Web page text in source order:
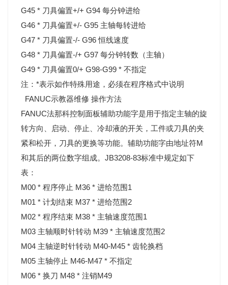
G45 * 刀具偏置+/+ G94 每分钟进给
G46 * 刀具偏置+/- G95 主轴每转进给
G47 * 刀具偏置-/- G96 恒线速度
G48 * 刀具偏置-/+ G97 每分钟转数（主轴）
G49 * 刀具偏置0/+ G98-G99 * 不指定
注：*表示如作特殊用途，必须在程序格式中说明
FANUC示教器维修 操作方法
FANUC法那科控制面板辅助功能字是用于指定主轴的旋
转方向、启动、停止、冷却液的开关，工件或刀具的夹
紧和松开，刀具的更换等功能。辅助功能字由地址符M
和其后的两位数字组成。JB3208-83标准中规定如下
表：
M00 * 程序停止 M36 * 进给范围1
M01 * 计划结束 M37 * 进给范围2
M02 * 程序结束 M38 * 主轴速度范围1
M03 主轴顺时针转动 M39 * 主轴速度范围2
M04 主轴逆时针转动 M40-M45 * 齿轮换档
M05 主轴停止 M46-M47 * 不指定
M06 * 换刀 M48 * 注销M49